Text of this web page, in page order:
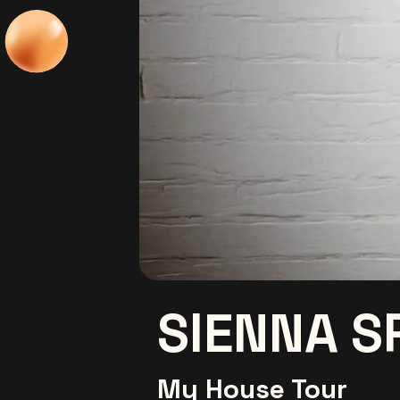
SIENNA
My House Tour